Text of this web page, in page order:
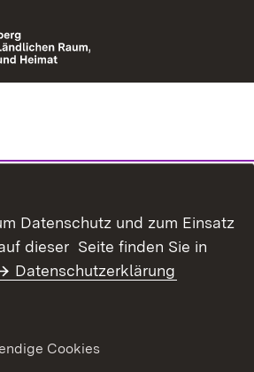
Datenschutz und zum Einsatz
dieser Seite finden Sie in
Datenschutzerklärung
Cookies